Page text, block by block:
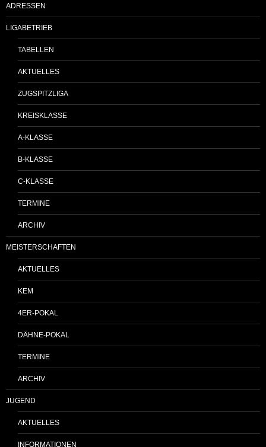
ADRESSEN
LIGABETRIEB
TABELLEN
AKTUELLES
ZUGSPITZLIGA
KREISKLASSE
A-KLASSE
B-KLASSE
C-KLASSE
TERMINE
ARCHIV
MEISTERSCHAFTEN
AKTUELLES
KEM
4ER-POKAL
DÄHNE-POKAL
TERMINE
ARCHIV
JUGEND
AKTUELLES
INFORMATIONEN